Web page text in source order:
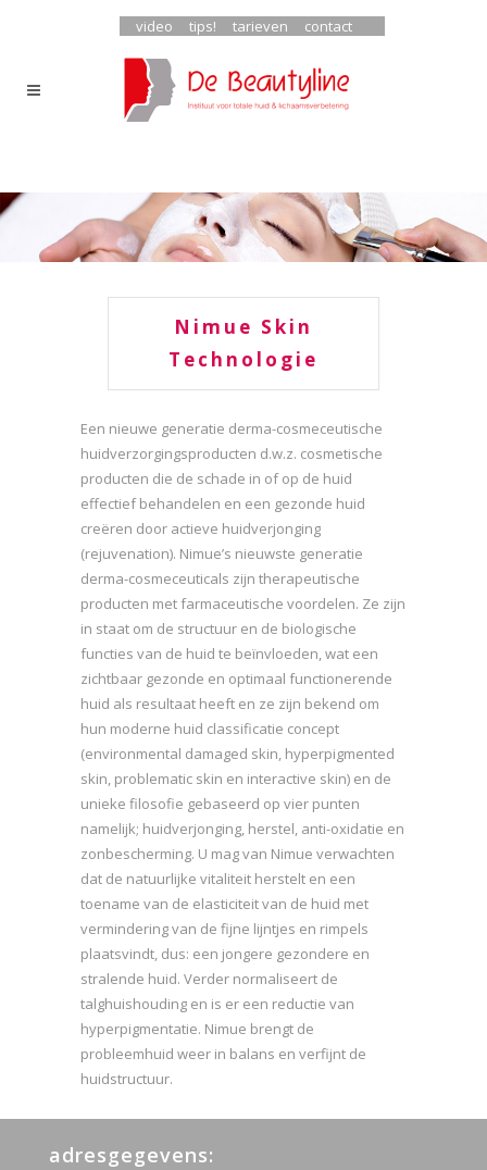
video tips! tarieven contact
Nimue Skin
Technologie
Een nieuwe generatie derma-cosmeceutische
huidverzorgingsproducten d.w.z. cosmetische
producten die de schade in of op de huid
effectief behandelen en een gezonde huid
creëren door actieve huidverjonging
(rejuvenation). Nimue’s nieuwste generatie
derma-cosmeceuticals zijn therapeutische
producten met farmaceutische voordelen. Ze zijn
in staat om de structuur en de biologische
functies van de huid te beïnvloeden, wat een
zichtbaar gezonde en optimaal functionerende
huid als resultaat heeft en ze zijn bekend om
hun moderne huid classificatie concept
(environmental damaged skin, hyperpigmented
skin, problematic skin en interactive skin) en de
unieke filosofie gebaseerd op vier punten
namelijk; huidverjonging, herstel, anti-oxidatie en
zonbescherming. U mag van Nimue verwachten
dat de natuurlijke vitaliteit herstelt en een
toename van de elasticiteit van de huid met
vermindering van de fijne lijntjes en rimpels
plaatsvindt, dus: een jongere gezondere en
stralende huid. Verder normaliseert de
talghuishouding en is er een reductie van
hyperpigmentatie. Nimue brengt de
probleemhuid weer in balans en verfijnt de
huidstructuur.
adresgegevens: